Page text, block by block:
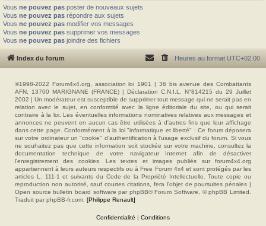
Vous ne pouvez pas poster de nouveaux sujets
Vous ne pouvez pas répondre aux sujets
Vous ne pouvez pas modifier vos messages
Vous ne pouvez pas supprimer vos messages
Vous ne pouvez pas joindre des fichiers
Index du forum Heures au format UTC+02:00
©1998-2022 Forum4x4.org, association loi 1901 | 36 bis avenue des Combattants
AFN, 13700 MARIGNANE (FRANCE) | Déclaration C.N.I.L. N°814215 du 29 Juillet
2002 | Un modérateur est susceptible de supprimer tout message qui ne serait pas en
relation avec le sujet, en conformité avec la ligne éditoriale du site, ou qui serait
contraire à la loi. Les éventuelles informations nominatives relatives aux messages et
annonces ne peuvent en aucun cas être utilisées à d'autres fins que leur affichage
dans cette page. Conformément à la loi "informatique et liberté" : Ce forum déposera
sur votre ordinateur un "cookie" d’authentification à l'usage exclusif du forum. Si vous
ne souhaitez pas que cette information soit stockée sur votre machine, consultez la
documentation technique de votre navigateur Internet afin de désactiver
l'enregistrement des cookies. Les textes et images publiés sur forum4x4.org
appartiennent à leurs auteurs respectifs ou à Free Forum 4x4 et sont protégés par les
articles L. 111-1 et suivants du Code de la Propriété Intellectuelle. Toute copie ou
reproduction non autorisé, sauf courtes citations, fera l'objet de poursuites pénales |
Open source bulletin board software par phpBB® Forum Software, © phpBB Limited.
Traduit par phpBB-fr.com. [Philippe Renault]
Confidentialité | Conditions